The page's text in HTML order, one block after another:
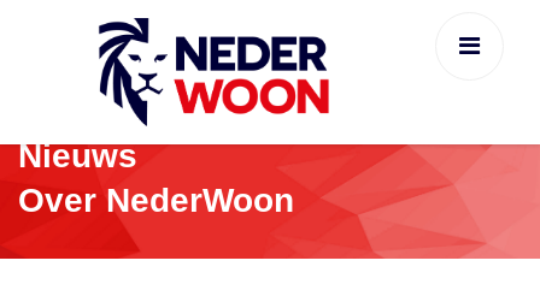
Nieuws
Over NederWoon